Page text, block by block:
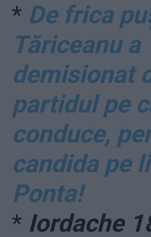
* De frica
Tăriceanu a
demisionat
partidul pe
conduce,
candida pe
Ponta!
* Iordache